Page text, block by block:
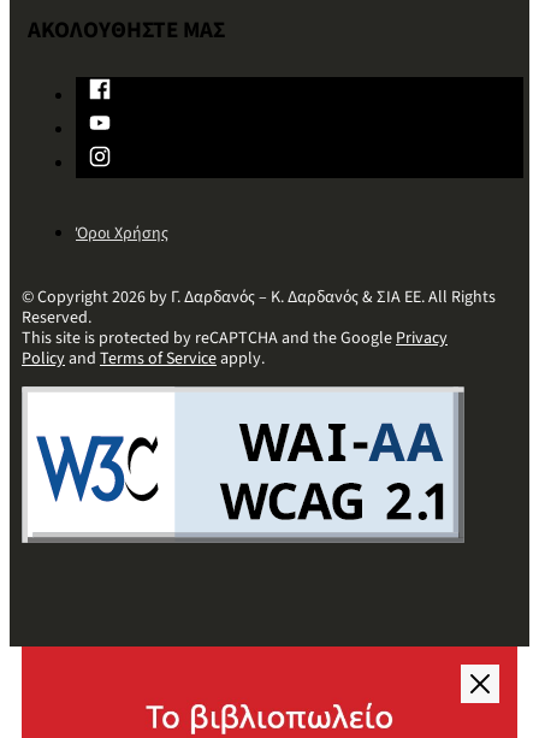
ΑΚΟΛΟΥΘΗΣΤΕ ΜΑΣ
Όροι Χρήσης
© Copyright 2026 by Γ. Δαρδανός – Κ. Δαρδανός & ΣΙΑ ΕΕ. All Rights
Reserved.
This site is protected by reCAPTCHA and the GooglePrivacy
Policyand Terms of Serviceapply.